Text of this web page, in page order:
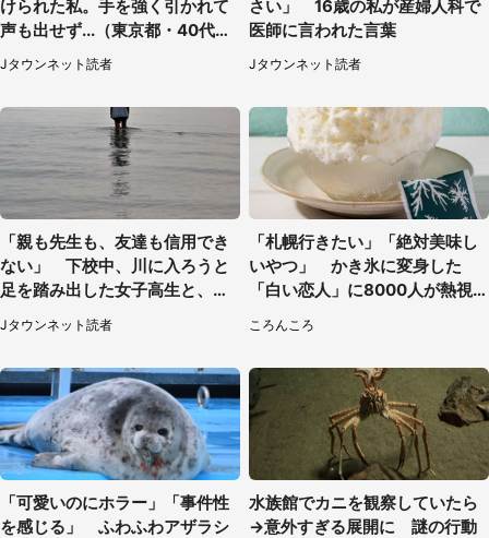
けられた私。手を強く引かれて
声も出せず...（東京都・40代女
Jタウンネット読者
さい」 16歳の私が産婦人科で
医師に言われた言葉
Jタウンネット読者
「親も先生も、友達も信用でき
ない」 下校中、川に入ろうと
足を踏み出した女子高生と、彼
女を止めた予想外の存在
Jタウンネット読者
「札幌行きたい」「絶対美味し
いやつ」 かき氷に変身した
「白い恋人」に8000人が熱視
ころんころ
「可愛いのにホラー」「事件性
を感じる」 ふわふわアザラシ
水族館でカニを観察していたら
→意外すぎる展開に 謎の行動